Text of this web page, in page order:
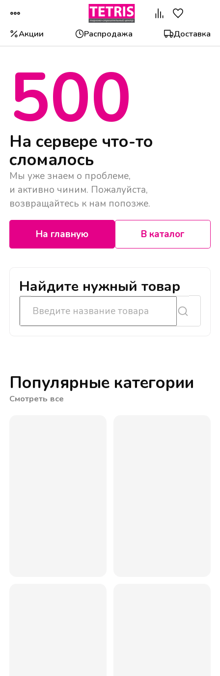
Акции Распродажа Доставка
500
На сервере что-то
сломалось
Мы уже знаем о проблеме,
и активно чиним. Пожалуйста,
возвращайтесь к нам попозже.
На главную В каталог
Найдите нужный товар
Популярные категории
Смотреть все